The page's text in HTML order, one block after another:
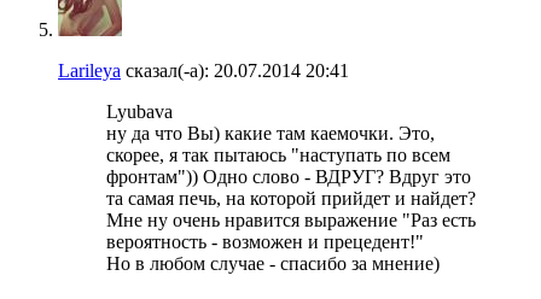
Larileya сказал(-а): 20.07.2014 20:41
Lyubava
ну да что Вы) какие там каемочки. Это,
скорее, я так пытаюсь "наступать по всем
фронтам")) Одно слово - ВДРУГ? Вдруг это
та самая печь, на которой прийдет и найдет?
Мне ну очень нравится выражение "Раз есть
вероятность - возможен и прецедент!"
Но в любом случае - спасибо за мнение)